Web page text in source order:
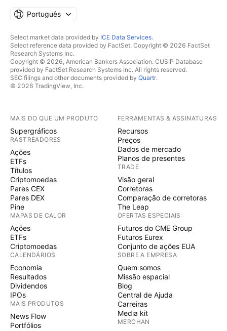
Português
Select market data provided by ICE Data Services.
Select reference data provided by FactSet. Copyright © 2026 FactSet
Research Systems Inc.
Copyright © 2026, American Bankers Association. CUSIP Database
provided by FactSet Research Systems Inc. All rights reserved.
SEC filings and other documents provided by Quartr.
© 2026 TradingView, Inc.
MAIS DO QUE UM PRODUTO
Supergráficos
RASTREADORES
Ações
ETFs
Títulos
Criptomoedas
Pares CEX
Pares DEX
Pine
MAPAS DE CALOR
Ações
ETFs
Criptomoedas
CALENDÁRIOS
Economia
Resultados
Dividendos
IPOs
MAIS PRODUTOS
News Flow
Portfólios
FERRAMENTAS & ASSINATURAS
Recursos
Preços
Dados de mercado
Planos de presentes
TRADE
Visão geral
Corretoras
Comparação de corretoras
The Leap
OFERTAS ESPECIAIS
Futuros do CME Group
Futuros Eurex
Conjunto de ações EUA
SOBRE A EMPRESA
Quem somos
Missão espacial
Blog
Central de Ajuda
Carreiras
Media kit
MERCHAN